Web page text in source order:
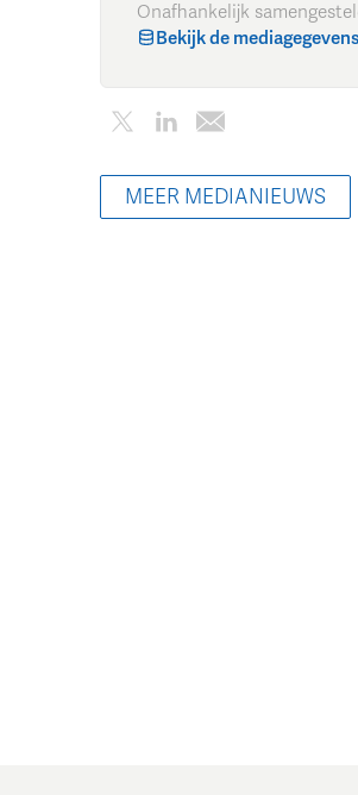
Onafhankelijk
Bekijk de
MEER MEDIANIEUWS